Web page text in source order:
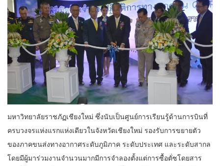
มหาวิทยาลัยราชภัฏเชียงใหม่ ซึ่งนับเป็นศูนย์การเรียนรู้ด้านการบินที่
ครบวงจรแห่งแรกแห่งเดียวในจังหวัดเชียงใหม่ รองรับการขยายตัว
ของภาคขนส่งทางอากาศระดับภูมิภาค ระดับประเทศ และระดับสากล
โดยมีผู้มาร่วมงานจำนวนมากมีการจำลองตั้งแต่การซื้อตั่ซโดยสาร